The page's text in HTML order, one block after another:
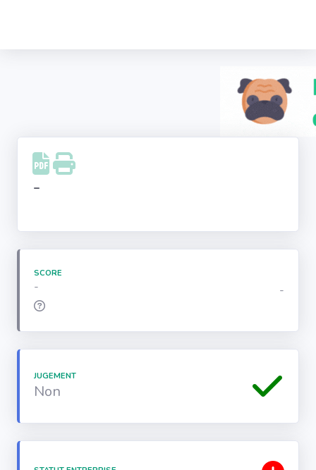
Facebook
Instagram
-
SCORE
- -
JUGEMENT
Non